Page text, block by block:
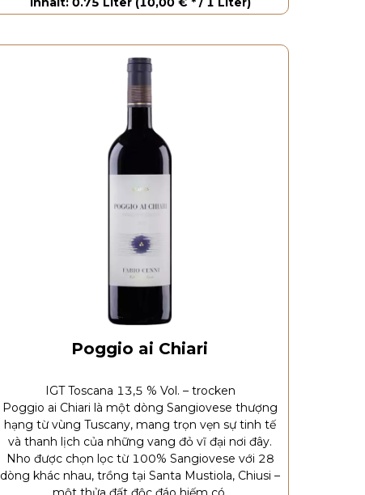
Poggio ai Chiari
IGT Toscana 13,5 % Vol. – trocken
Poggio ai Chiari là một dòng Sangiovese thượng
hạng từ vùng Tuscany, mang trọn vẹn sự tinh tế
và thanh lịch của những vang đỏ vĩ đại nơi đây.
Nho được chọn lọc từ 100% Sangiovese với 28
dòng khác nhau, trồng tại Santa Mustiola, Chiusi –